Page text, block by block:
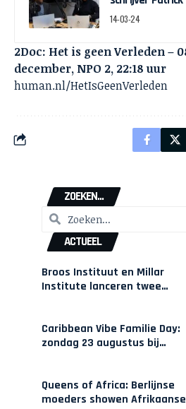
14-03-24
2Doc: Het is geen Verleden –
december, NPO 2, 22:18 uur
human.nl/HetIsGeenVerleden
ZOEKEN...
ACTUEEL
Broos Instituut en Millar
Institute lanceren twee
Caribbean Vibe Familie Day:
zondag 23 augustus bij
Queens of Africa: Berlijnse
moeders showen Afrikaanse